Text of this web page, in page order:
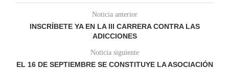
Noticia anterior
INSCRÍBETE YA EN LA III CARRERA CONTRA LAS
ADICCIONES
Noticia siguiente
EL 16 DE SEPTIEMBRE SE CONSTITUYE LA ASOCIACIÓN